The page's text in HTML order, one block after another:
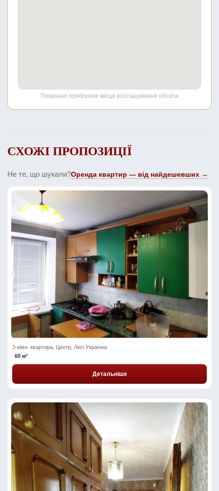
Показано приблизне місце розташування об'єкта
СХОЖІ ПРОПОЗИЦІЇ
Не те, що шукали?Оренда квартир — від найдешевших →
3-кімн. квартира, Центр, Лесі Українки
60 м²
Детальніше